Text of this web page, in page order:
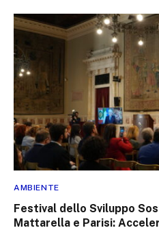
AMBIENTE
Festival dello Sviluppo
Mattarella e Parisi: